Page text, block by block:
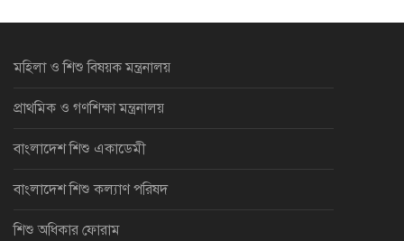
মহিলা ও শিশু বিষয়ক মন্ত্রনালয়
প্রাথমিক ও গণশিক্ষা মন্ত্রনালয়
বাংলাদেশ শিশু একাডেমী
বাংলাদেশ শিশু কল্যাণ পরিষদ
শিশু অধিকার ফোরাম